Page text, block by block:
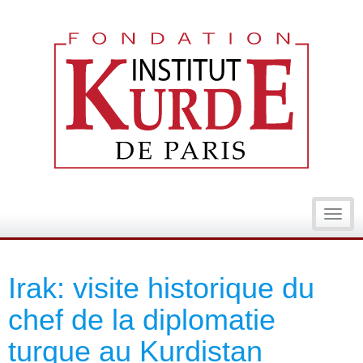
Irak: visite historique du
chef de la diplomatie
turque au Kurdistan